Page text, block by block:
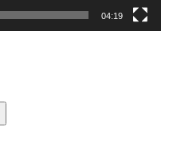
04:19